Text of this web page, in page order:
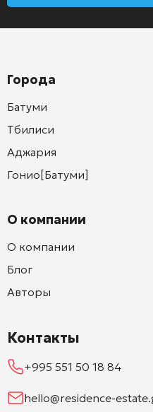
Города
Батуми
Тбилиси
Аджария
Гонио[Батуми]
О компании
О компании
Блог
Авторы
Контакты
+995 551 50 18 84
hello@residence-